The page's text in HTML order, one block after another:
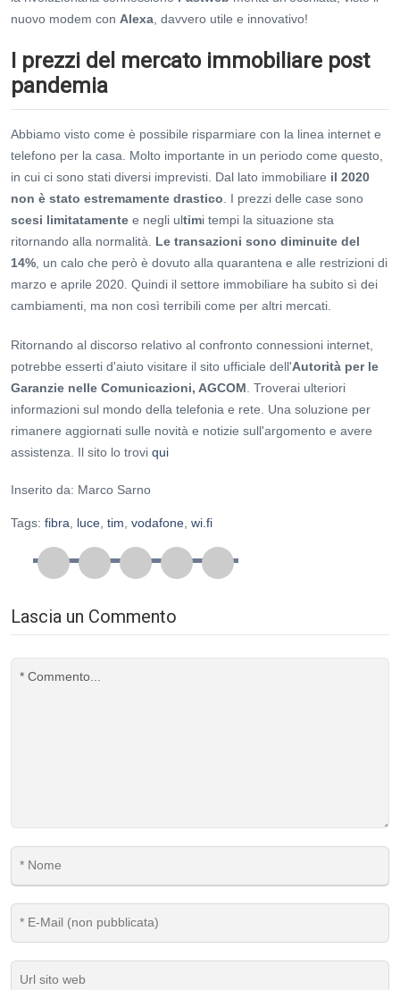
nuovo modem con Alexa , davvero utile e innovativo!
I prezzi del mercato immobiliare post
pandemia
Abbiamo visto come è possibile risparmiare con la linea internet e
telefono per la casa. Molto importante in un periodo come questo,
in cui ci sono stati diversi imprevisti. Dal lato immobiliare il 2020
non è stato estremamente drastico . I prezzi delle case sono
scesi limitatamente e negli ultimi tempi la situazione sta
ritornando alla normalità. Le transazioni sono diminuite del
14% , un calo che però è dovuto alla quarantena e alle restrizioni di
marzo e aprile 2020. Quindi il settore immobiliare ha subito sì dei
cambiamenti, ma non così terribili come per altri mercati.
Ritornando al discorso relativo al confronto connessioni internet,
potrebbe esserti d'aiuto visitare il sito ufficiale dell'Autorità per le
Garanzie nelle Comunicazioni, AGCOM . Troverai ulteriori
informazioni sul mondo della telefonia e rete. Una soluzione per
rimanere aggiornati sulle novità e notizie sull'argomento e avere
assistenza. Il sito lo trovi qui
Inserito da: Marco Sarno
Tags: fibra luce tim vodafone wi.fi
Lascia un Commento